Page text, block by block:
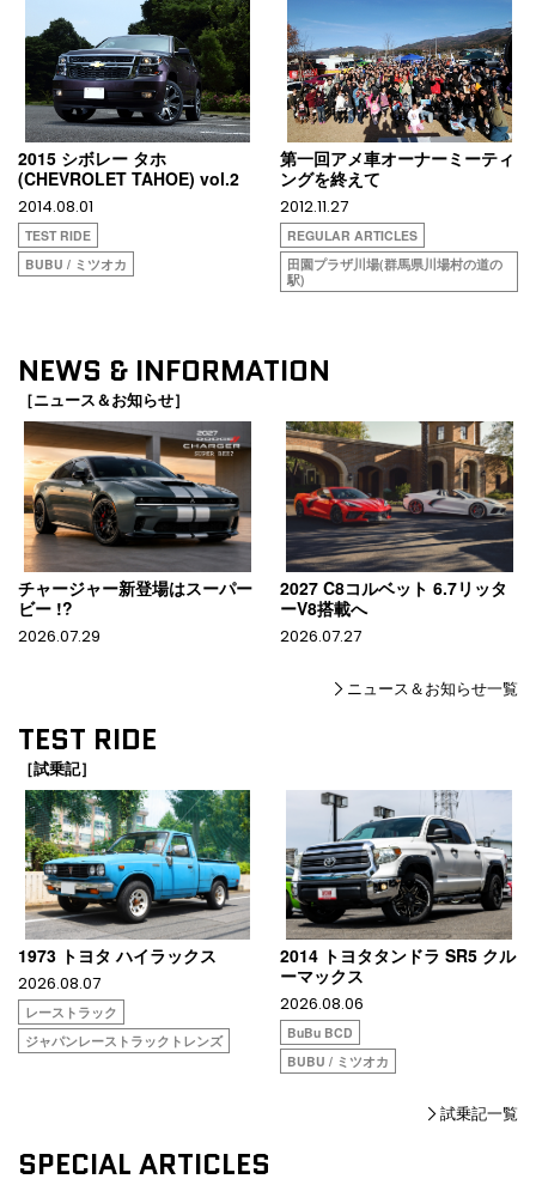
2015 シボレー タホ
(CHEVROLET TAHOE) vol.2
2014.08.01
TEST RIDE
BUBU / ミツオカ
第一回アメ車オーナーミーティ
ングを終えて
2012.11.27
REGULAR ARTICLES
田園プラザ川場(群馬県川場村の道の
駅)
NEWS & INFORMATION
［ニュース＆お知らせ］
チャージャー新登場はスーパー
ビー !?
2026.07.29
2027 C8コルベット 6.7リッタ
ーV8搭載へ
2026.07.27
ニュース＆お知らせ一覧
TEST RIDE
［試乗記］
1973 トヨタ ハイラックス
2026.08.07
レーストラック
ジャパンレーストラックトレンズ
2014 トヨタタンドラ SR5 クル
ーマックス
2026.08.06
BuBu BCD
BUBU / ミツオカ
試乗記一覧
SPECIAL ARTICLES